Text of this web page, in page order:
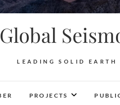
Global
LEADING SOLID EARTH
PROJECTS